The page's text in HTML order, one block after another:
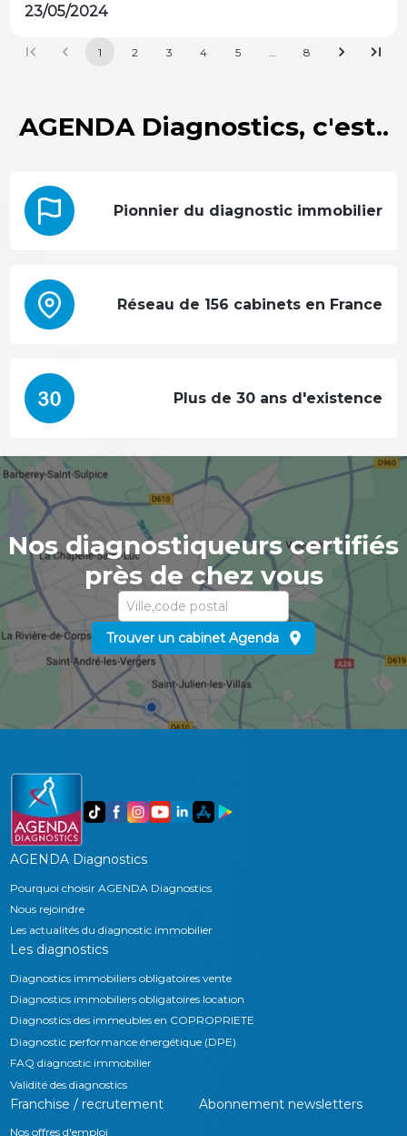
réalisation...
23/05/2024
1 2 3 4 5 8
AGENDA Diagnostics, c'est..
Pionnier du diagnostic immobilier
Réseau de 156 cabinets en France
Plus de 30 ans d'existence
Nos diagnostiqueurs certifiés
près de chez vous
Trouver un cabinet Agenda
AGENDA Diagnostics
Pourquoi choisir AGENDA Diagnostics
Nous rejoindre
Les actualités du diagnostic immobilier
Les diagnostics
Diagnostics immobiliers obligatoires vente
Diagnostics immobiliers obligatoires location
Diagnostics des immeubles en COPROPRIETE
Diagnostic performance énergétique (DPE)
FAQ diagnostic immobilier
Validité des diagnostics
Franchise / recrutement
Nos offres d'emploi
Abonnement newsletters